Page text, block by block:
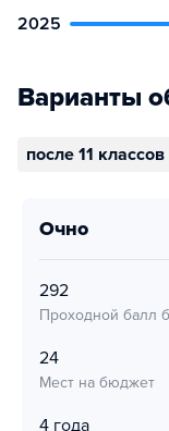
2025
Варианты
после 11 классов
очно
292
Проходной балл
24
Мест на бюджет
4 года